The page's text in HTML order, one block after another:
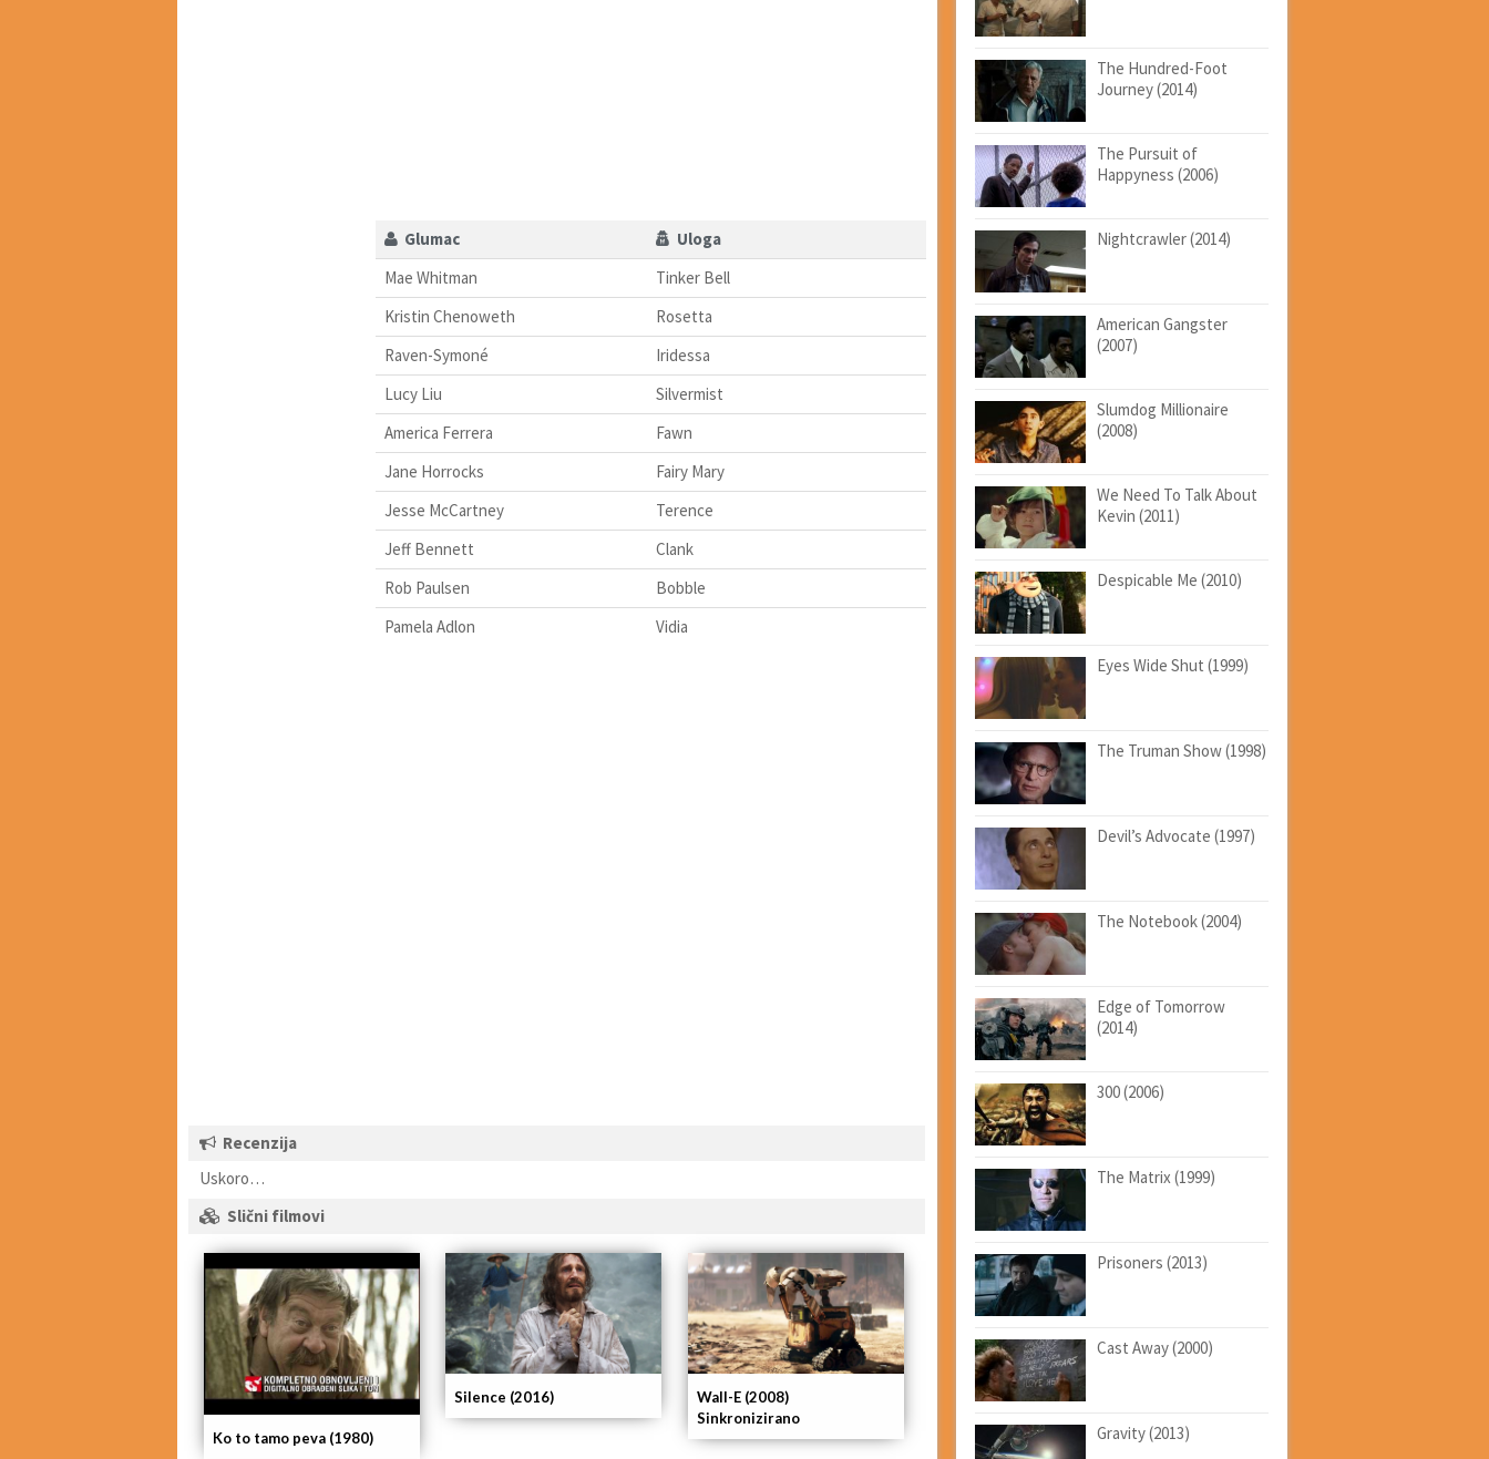
Glumac
Uloga
Mae Whitman
Tinker Bell
Kristin Chenoweth
Rosetta
Raven-Symoné
Iridessa
Lucy Liu
Silvermist
America Ferrera
Fawn
Jane Horrocks
Fairy Mary
Jesse McCartney
Terence
Jeff Bennett
Clank
Rob Paulsen
Bobble
Pamela Adlon
Vidia
Recenzija
Uskoro…
Slični filmovi
Wall-E (2008)
Sinkronizirano
Silence (2016)
Ko to tamo peva (1980)
The Hundred-Foot
Journey (2014)
The Pursuit of
Happyness (2006)
Nightcrawler (2014)
American Gangster
(2007)
Slumdog Millionaire
(2008)
We Need To Talk About
Kevin (2011)
Despicable Me (2010)
Eyes Wide Shut (1999)
The Truman Show (1998)
Devil’s Advocate (1997)
The Notebook (2004)
Edge of Tomorrow
(2014)
300 (2006)
The Matrix (1999)
Prisoners (2013)
Cast Away (2000)
Gravity (2013)